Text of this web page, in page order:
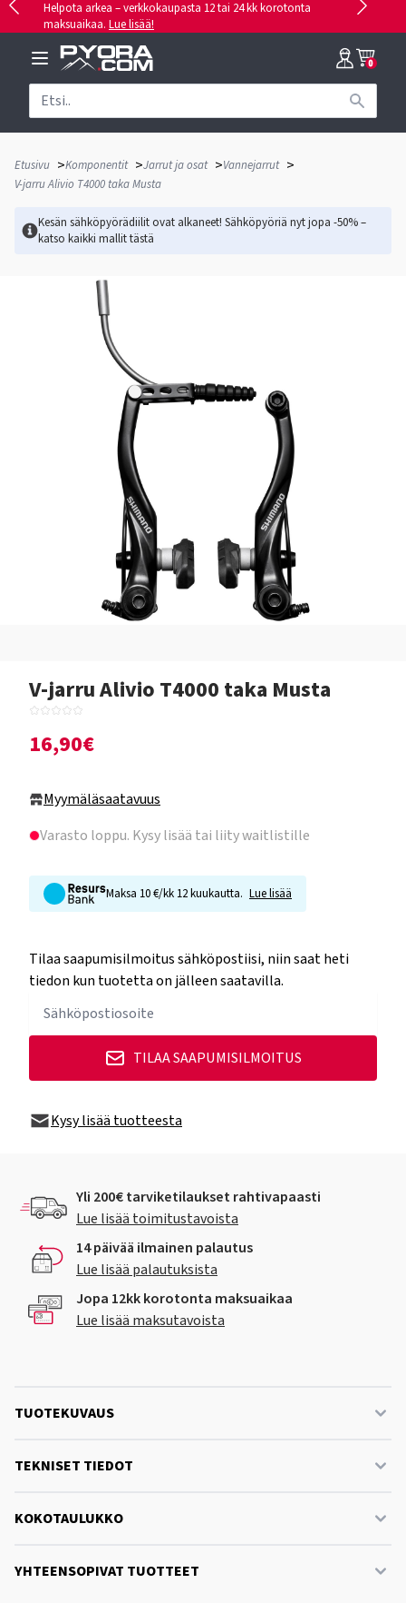
Helpota arkea – verkkokaupasta 12 tai 24 kk korotonta
maksuaikaa. Lue lisää!
0
Etusivu >Komponentit >Jarrut ja osat >Vannejarrut >
V-jarru Alivio T4000 taka Musta
Kesän sähköpyörädiilit ovat alkaneet! Sähköpyöriä nyt jopa -50% –
katso kaikki mallittästä
V-jarru Alivio T4000 taka Musta
16,90€
Myymäläsaatavuus
Varasto loppu. Kysy lisää tai liity waitlistille
Maksa 10 €/kk 12 kuukautta. Lue lisää
Tilaa saapumisilmoitus sähköpostiisi, niin saat heti
tiedon kun tuotetta on jälleen saatavilla.
TILAA SAAPUMISILMOITUS
Kysy lisää tuotteesta
Yli 200€ tarviketilaukset rahtivapaasti
Lue lisää toimitustavoista
14 päivää ilmainen palautus
Lue lisää palautuksista
Jopa 12kk korotonta maksuaikaa
Lue lisää maksutavoista
TUOTEKUVAUS
TEKNISET TIEDOT
KOKOTAULUKKO
YHTEENSOPIVAT TUOTTEET